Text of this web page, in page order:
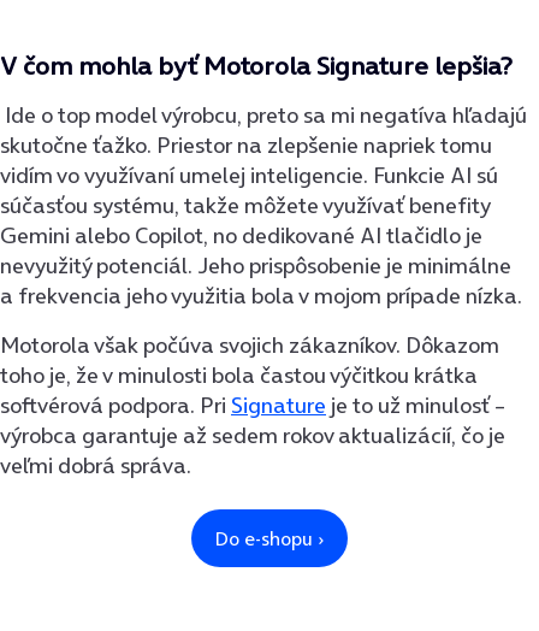
V čom mohla byť Motorola Signature lepšia?
Ide o top model výrobcu, preto sa mi negatíva hľadajú
skutočne ťažko. Priestor na zlepšenie napriek tomu
vidím vo využívaní umelej inteligencie. Funkcie AI sú
súčasťou systému, takže môžete využívať benefity
Gemini alebo Copilot, no dedikované AI tlačidlo je
nevyužitý potenciál. Jeho prispôsobenie je minimálne
a frekvencia jeho využitia bola v mojom prípade nízka.
Motorola však počúva svojich zákazníkov. Dôkazom
toho je, že v minulosti bola častou výčitkou krátka
softvérová podpora. Pri Signature je to už minulosť –
výrobca garantuje až sedem rokov aktualizácií, čo je
veľmi dobrá správa.